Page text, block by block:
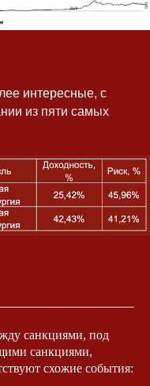
интересные, с
из пяти самых
санкциями, под
санкциями,
схожие события:
и